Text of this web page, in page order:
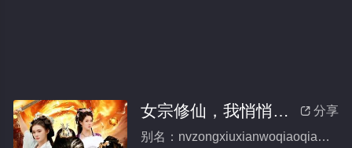
 分享
女宗修仙，我悄悄成大帝(全集)
别名：nvzongxiuxianwoqiaoqiaochengdadi